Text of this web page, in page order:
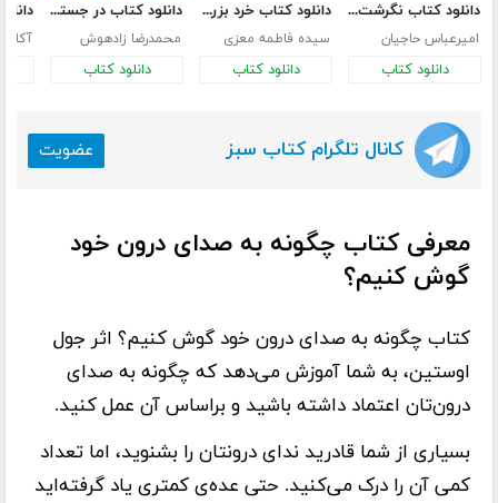
دانلود کتاب نگرشت را تغییر بده تا زندگی‌ات تغییر کند
امیرعباس حاجیان
دانلود کتاب
دانلود کتاب خرد بزرگسالی:365 هدیه برای 365 روز سال شما
سیده فاطمه معزی
دانلود کتاب
دانلود کتاب در جستجوی خویش‌تن
محمدرضا زادهوش
دانلود کتاب
کانال تلگرام کتاب سبز عضویت
معرفی کتاب چگونه به صدای درون خود
گوش کنیم؟
کتاب چگونه به صدای درون خود گوش کنیم؟ اثر جول
اوستین، به شما آموزش می‌دهد که چگونه به صدای
درون‌تان اعتماد داشته باشید و براساس آن عمل کنید.
بسیاری از شما قادرید ندای درونتان را بشنوید، اما تعداد
کمی آن را درک می‌کنید. حتی عده‌ی کمتری یاد گرفته‌اید